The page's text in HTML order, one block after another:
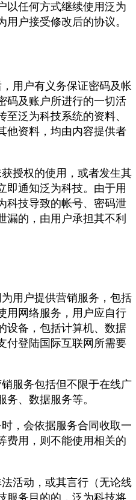
以任何方式继续使用泛为
户接受修改后的协议。
用户有义务保证密码及帐
码及账户所进行的一切活
泛为科技系统的资料、
他资料，均由内容提供者
授权的使用，或者发生其
即通知泛为科技。由于用
科技导致的帐号、密码泄
漏的，由用户承担其不利
用户提供营销服务，包括
用网络服务，用户应自行
设备，包括计算机、数据
付登陆国际互联网所需要
服务包括但不限于在线广
、数据服务等。
，会依据服务合同收取一
费用，则不能使用相关的
活动，或其言行（无论线
服务目的的，泛为科技将